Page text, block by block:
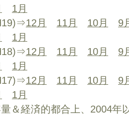
1月
12月 11月 10月
9
1月
12月 11月 10月
9
1月
12月 11月 10月
9
1月
＆経済的都合上、2004年